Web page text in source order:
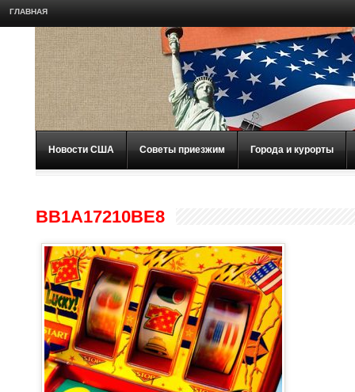
ГЛАВНАЯ
Новости США Советы приезжим Города и курорты
BB1A17210BE8